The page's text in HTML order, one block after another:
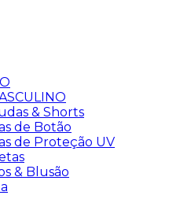
& Shorts
de Botão
de Proteção UV
& Blusão